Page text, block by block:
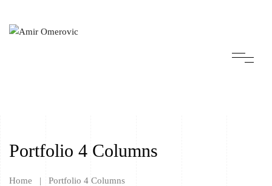
Portfolio 4 Columns
Home | Portfolio 4 Columns